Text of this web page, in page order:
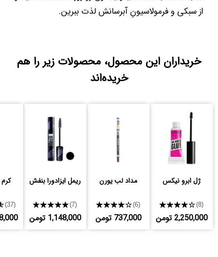
از سبکی و فرمولاسیونِ آبرسانش لذت ببرین.
خریداران این محصول، محصولات زیر را هم
خریده‌اند
ژل ابرو نیکس
★★★★★(8)
2,250,000 تومن
مداد لب یورن
★★★★★(6)
737,000 تومن
ریمل ایزادورا بنفش
★★★★★(7)
1,148,000 تومن
(37)